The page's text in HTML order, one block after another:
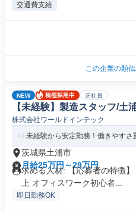
交通費支給
この企業の類
NEW 正社員
【未経験】製造スタッフ/土
株式会社ワールドインテック
未経験から安定勤務！働きやすさ
茨城県土浦市
月給25万円～29万円
求める人材: 【応募者の特徴
上 オフィスワーク初心者...
即日勤務OK